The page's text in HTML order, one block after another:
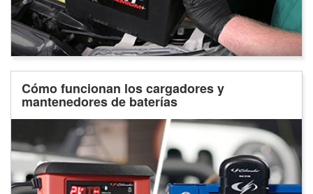
Cómo funcionan los cargadores y
mantenedores de baterías